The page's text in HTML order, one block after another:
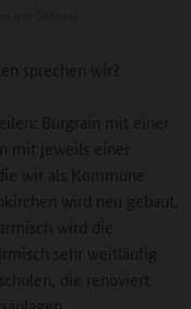
sprechen wir?
Burgrain mit einer
mit jeweils einer
wir als Kommune
wird neu gebaut,
wird die
sehr weitläufig
die renoviert